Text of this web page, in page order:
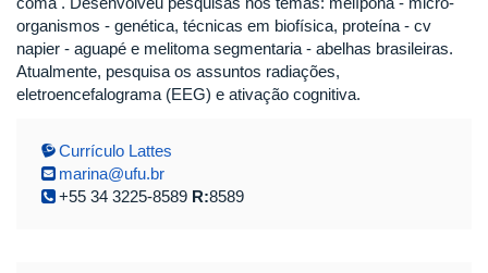
organismos - genética, técnicas em biofísica, proteína - cv
napier - aguapé e melitoma segmentaria - abelhas brasileiras.
Atualmente, pesquisa os assuntos radiações,
eletroencefalograma (EEG) e ativação cognitiva.
Currículo Lattes
marina@ufu.br
+55 34 3225-8589 R:8589